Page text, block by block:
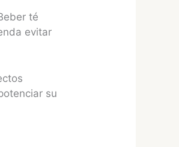
té
evitar
su